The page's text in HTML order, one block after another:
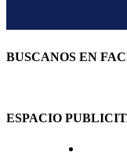
BUSCANOS EN
ESPACIO